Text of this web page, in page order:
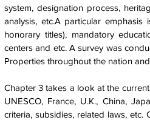
system, designation process,
analysis, etc.A particular
honorary titles), mandatory
centers and etc. A survey was
Properties throughout the nation
Chapter 3 takes a look at the
UNESCO, France, U.K., China,
criteria, subsidies, related laws,